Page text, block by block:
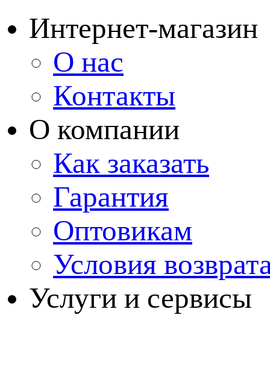
Интернет-магазин
О нас
Контакты
О компании
Как заказать
Гарантия
Оптовикам
Условия
Услуги и сервисы